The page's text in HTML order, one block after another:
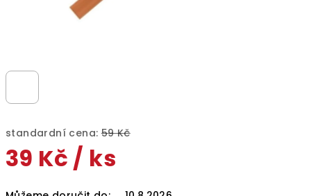
standardní cena: 59 Kč
39 Kč / ks